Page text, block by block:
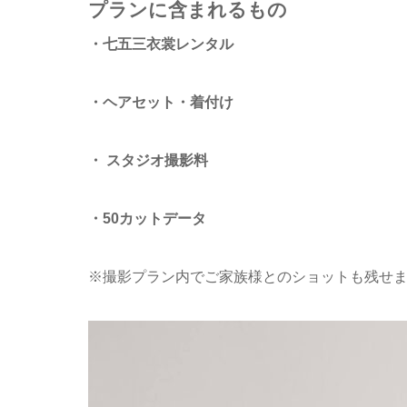
プランに含まれるもの
・七五三衣裳レンタル
・ヘアセット・着付け
・ スタジオ撮影料
・50カットデータ
※撮影プラン内でご家族様とのショットも残せ